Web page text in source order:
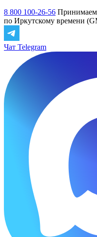
8 800 100-26-56 Принимаем
по Иркутскому времени
Чат Telegram